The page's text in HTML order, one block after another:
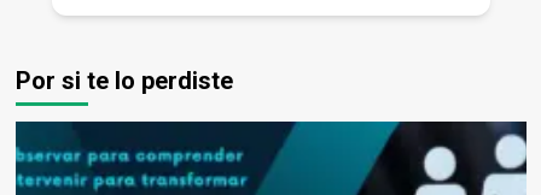
Por si te lo perdiste